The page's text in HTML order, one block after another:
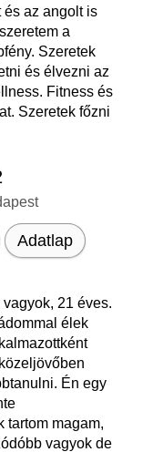
az angolt is
a
Szeretek
és élvezni az
Fitness és
Szeretek főzni
Adatlap
21 éves.
élek
Én egy
tartom magam,
vagyok de